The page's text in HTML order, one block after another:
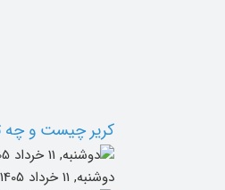
کریر چیست و چه
دوشنبه, 11 خرداد 1405